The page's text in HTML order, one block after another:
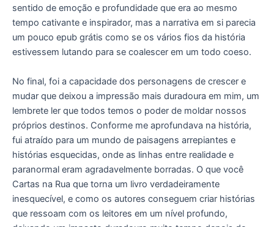
sentido de emoção e profundidade que era ao mesmo
tempo cativante e inspirador, mas a narrativa em si parecia
um pouco epub grátis como se os vários fios da história
estivessem lutando para se coalescer em um todo coeso.
No final, foi a capacidade dos personagens de crescer e
mudar que deixou a impressão mais duradoura em mim, um
lembrete ler que todos temos o poder de moldar nossos
próprios destinos. Conforme me aprofundava na história,
fui atraído para um mundo de paisagens arrepiantes e
histórias esquecidas, onde as linhas entre realidade e
paranormal eram agradavelmente borradas. O que você
Cartas na Rua que torna um livro verdadeiramente
inesquecível, e como os autores conseguem criar histórias
que ressoam com os leitores em um nível profundo,